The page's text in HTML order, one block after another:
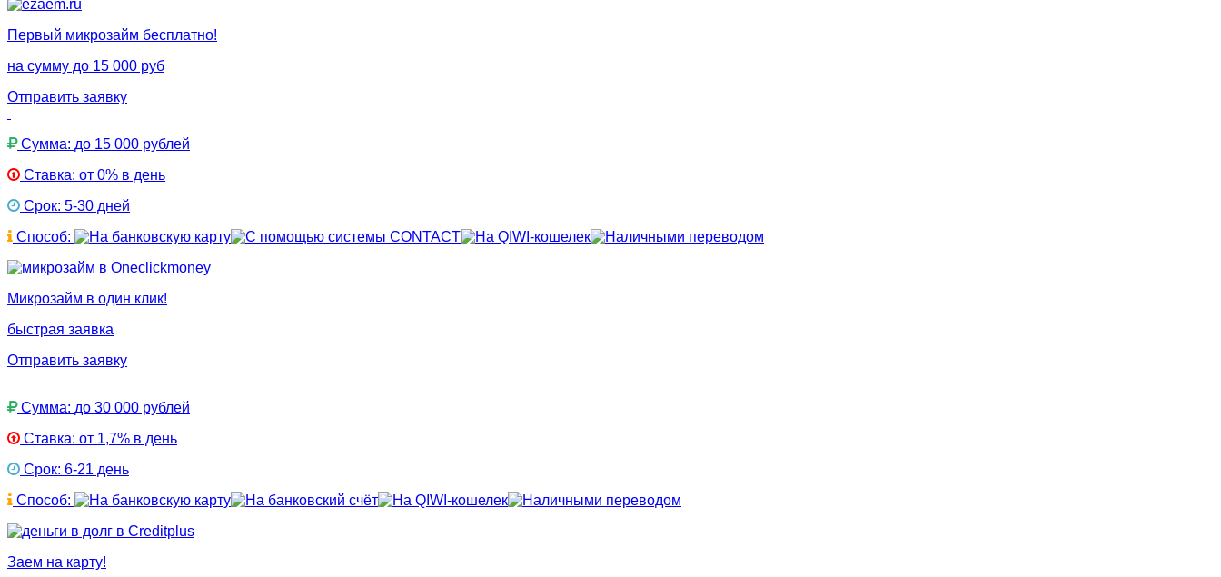
Первый микрозайм бесплатно!
на сумму до 15 000 руб
Отправить заявку
Сумма: до 15 000 рублей
Ставка: от 0% в день
Срок: 5-30 дней
Способ:
Микрозайм в один клик!
быстрая заявка
Отправить заявку
Сумма: до 30 000 рублей
Ставка: от 1,7% в день
Срок: 6-21 день
Способ:
Заем на карту!